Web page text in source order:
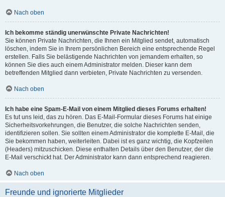
Nach oben
Ich bekomme ständig unerwünschte Private Nachrichten!
Sie können Private Nachrichten, die Ihnen ein Mitglied sendet, automatisch
löschen, indem Sie in Ihrem persönlichen Bereich eine entsprechende Regel
erstellen. Falls Sie belästigende Nachrichten von jemandem erhalten, so
können Sie dies auch einem Administrator melden. Dieser kann dem
betreffenden Mitglied dann verbieten, Private Nachrichten zu versenden.
Nach oben
Ich habe eine Spam-E-Mail von einem Mitglied dieses Forums erhalten!
Es tut uns leid, das zu hören. Das E-Mail-Formular dieses Forums hat einige
Sicherheitsvorkehrungen, die Benutzer, die solche Nachrichten senden,
identifizieren sollen. Sie sollten einem Administrator die komplette E-Mail, die
Sie bekommen haben, weiterleiten. Dabei ist es ganz wichtig, die Kopfzeilen
(Headers) mitzuschicken. Diese enthalten Details über den Benutzer, der die
E-Mail verschickt hat. Der Administrator kann dann entsprechend reagieren.
Nach oben
Freunde und ignorierte Mitglieder